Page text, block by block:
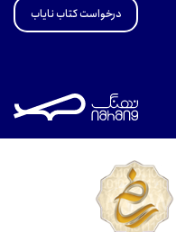
درخواست کتاب نایاب